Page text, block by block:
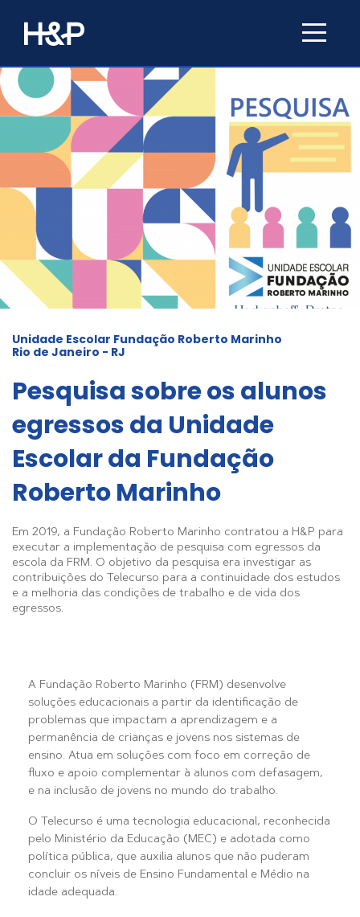
Unidade Escolar Fundação Roberto Marinho
Rio de Janeiro - RJ
Pesquisa sobre os alunos
egressos da Unidade
Escolar da Fundação
Roberto Marinho
Em 2019, a Fundação Roberto Marinho contratou a H&P para
executar a implementação de pesquisa com egressos da
escola da FRM. O objetivo da pesquisa era investigar as
contribuições do Telecurso para a continuidade dos estudos
e a melhoria das condições de trabalho e de vida dos
egressos.
A Fundação Roberto Marinho (FRM) desenvolve
soluções educacionais a partir da identificação de
problemas que impactam a aprendizagem e a
permanência de crianças e jovens nos sistemas de
ensino. Atua em soluções com foco em correção de
fluxo e apoio complementar à alunos com defasagem,
e na inclusão de jovens no mundo do trabalho.
O Telecurso é uma tecnologia educacional, reconhecida
pelo Ministério da Educação (MEC) e adotada como
política pública, que auxilia alunos que não puderam
concluir os níveis de Ensino Fundamental e Médio na
idade adequada.